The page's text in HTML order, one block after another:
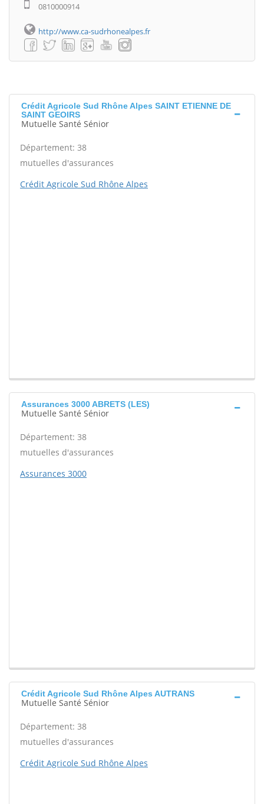
0810000914
http://www.ca-sudrhonealpes.fr
Crédit Agricole Sud Rhône Alpes SAINT ETIENNE DE
SAINT GEOIRS
Mutuelle Santé Sénior
Département: 38
mutuelles d'assurances
Crédit Agricole Sud Rhône Alpes
Assurances 3000 ABRETS (LES)
Mutuelle Santé Sénior
Département: 38
mutuelles d'assurances
Assurances 3000
Crédit Agricole Sud Rhône Alpes AUTRANS
Mutuelle Santé Sénior
Département: 38
mutuelles d'assurances
Crédit Agricole Sud Rhône Alpes